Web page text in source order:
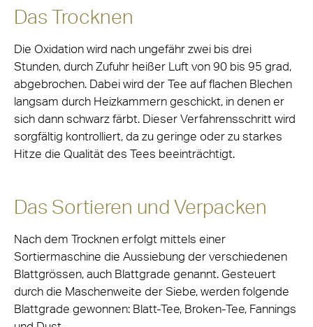
Das Trocknen
Die Oxidation wird nach ungefähr zwei bis drei
Stunden, durch Zufuhr heißer Luft von 90 bis 95 grad,
abgebrochen. Dabei wird der Tee auf flachen Blechen
langsam durch Heizkammern geschickt, in denen er
sich dann schwarz färbt. Dieser Verfahrensschritt wird
sorgfältig kontrolliert, da zu geringe oder zu starkes
Hitze die Qualität des Tees beeinträchtigt.
Das Sortieren und Verpacken
Nach dem Trocknen erfolgt mittels einer
Sortiermaschine die Aussiebung der verschiedenen
Blattgrössen, auch Blattgrade genannt. Gesteuert
durch die Maschenweite der Siebe, werden folgende
Blattgrade gewonnen: Blatt-Tee, Broken-Tee, Fannings